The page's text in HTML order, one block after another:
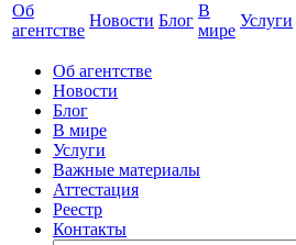
Об
агентстве
Новости Блог
В
мире
Услуги
Об агентстве
Новости
Блог
В мире
Услуги
Важные материалы
Аттестация
Реестр
Контакты